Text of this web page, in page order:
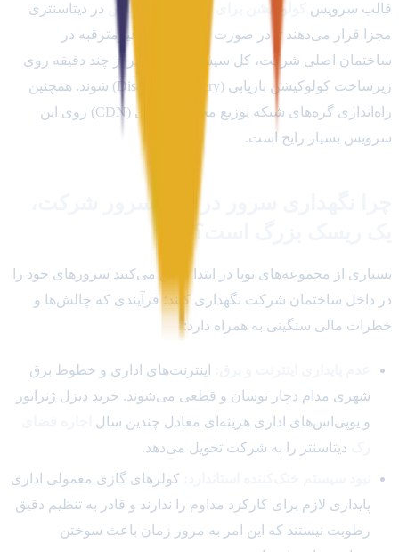
قالب سرویس
کولوکیشن برای سرورهای حساس
در دیتاسنتری
مجزا قرار می‌دهند تا در صورت بروز حوادث غیرمترقبه در
ساختمان اصلی شرکت، کل سیستم‌ها در کمتر از چند دقیقه روی
زیرساخت کولوکیشن بازیابی (Disaster Recovery) شوند. همچنین
راه‌اندازی گره‌های شبکه توزیع محتوای داخلی (CDN) روی این
سرویس بسیار رایج است.
چرا نگهداری سرور در اتاق سرور شرکت،
یک ریسک بزرگ است؟
بسیاری از مجموعه‌های نوپا در ابتدا تلاش می‌کنند سرورهای خود را
در داخل ساختمان شرکت نگهداری کنند؛ فرآیندی که چالش‌ها و
خطرات مالی سنگینی به همراه دارد:
اینترنت‌های اداری و خطوط برق
شهری مدام دچار نوسان و قطعی می‌شوند. خرید دیزل ژنراتور
و یوپی‌اس‌های اداری هزینه‌ای معادل چندین سال
دیتاسنتر را به شرکت تحویل می‌دهد.
کولرهای گازی معمولی اداری
پایداری لازم برای کارکرد مداوم را ندارند و قادر به تنظیم دقیق
رطوبت نیستند که این امر به مرور زمان باعث سوختن